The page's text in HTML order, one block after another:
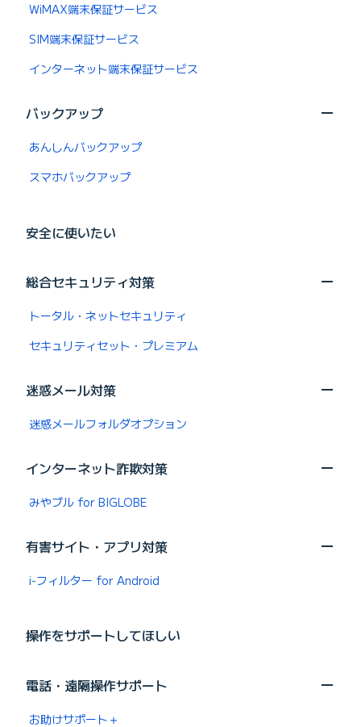
WiMAX端末保証サービス
SIM端末保証サービス
インターネット端末保証サービス
バックアップ
あんしんバックアップ
スマホバックアップ
安全に使いたい
総合セキュリティ対策
トータル・ネットセキュリティ
セキュリティセット・プレミアム
迷惑メール対策
迷惑メールフォルダオプション
インターネット詐欺対策
みやブル for BIGLOBE
有害サイト・アプリ対策
i-フィルター for Android
操作をサポートしてほしい
電話・遠隔操作サポート
お助けサポート＋